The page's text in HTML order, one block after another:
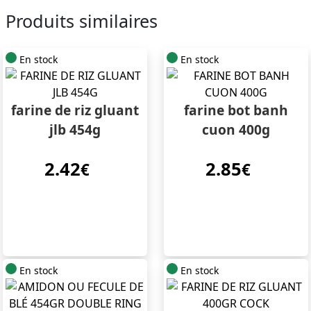
Produits similaires
En stock
farine de riz gluant
jlb 454g
2.42€
En stock
farine bot banh
cuon 400g
2.85€
En stock En stock